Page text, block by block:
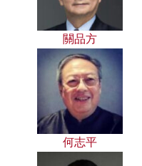
關品方
何志平